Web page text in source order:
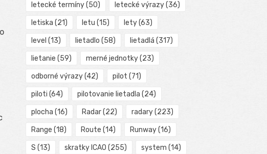
letecké termíny(50) letecké výrazy(36)
letiska (21) letu (15) lety(63)
level (13) lietadlo (58) lietadlá (317)
lietanie (59) merné jednotky(23)
odborné výrazy(42) pilot (71)
piloti (64) pilotovanie lietadla (24)
plocha (16) Radar(22) radary(223)
Range (18) Route (14) Runway(16)
S (13) skratky ICAO (255) system (14)